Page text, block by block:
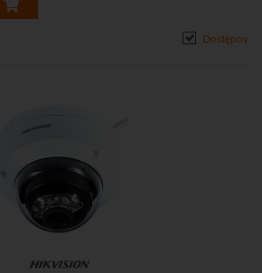
(802.3af)
Dostępny